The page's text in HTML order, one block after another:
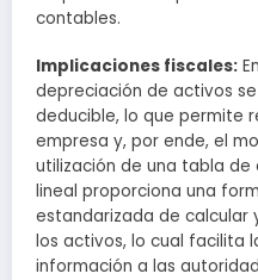
contables.
Implicaciones fiscales:
depreciación de activos
deducible, lo que permite
empresa y, por ende, el
utilización de una tabla
lineal proporciona una
estandarizada de calcular
los activos, lo cual facilita
información a las